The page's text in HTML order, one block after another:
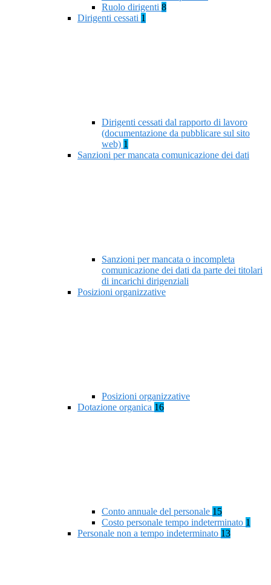
Ruolo dirigenti 8
Dirigenti cessati 1
Dirigenti cessati dal rapporto di lavoro
(documentazione da pubblicare sul sito
web) 1
Sanzioni per mancata comunicazione dei dati
Sanzioni per mancata o incompleta
comunicazione dei dati da parte dei titolari
di incarichi dirigenziali
Posizioni organizzative
Posizioni organizzative
Dotazione organica 16
Conto annuale del personale 15
Costo personale tempo indeterminato 1
Personale non a tempo indeterminato 13